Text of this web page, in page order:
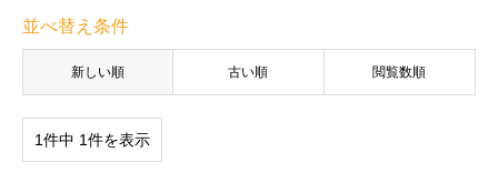
並べ替え条件
新しい順 古い順 閲覧数順
1件中 1件を表示